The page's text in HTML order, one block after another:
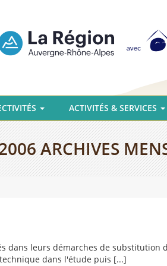
ACTIVITÉS & SERVICES
ARCHIVES
dans leurs démarches de substitution
dans l'étude puis [...]